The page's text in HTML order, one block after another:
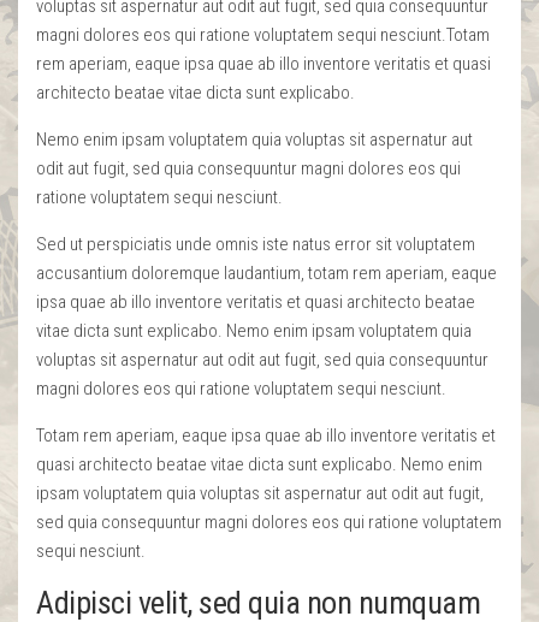
voluptas sit aspernatur aut odit aut fugit, sed quia consequuntur
magni dolores eos qui ratione voluptatem sequi nesciunt.Totam
rem aperiam, eaque ipsa quae ab illo inventore veritatis et quasi
architecto beatae vitae dicta sunt explicabo.
Nemo enim ipsam voluptatem quia voluptas sit aspernatur aut
odit aut fugit, sed quia consequuntur magni dolores eos qui
ratione voluptatem sequi nesciunt.
Sed ut perspiciatis unde omnis iste natus error sit voluptatem
accusantium doloremque laudantium, totam rem aperiam, eaque
ipsa quae ab illo inventore veritatis et quasi architecto beatae
vitae dicta sunt explicabo. Nemo enim ipsam voluptatem quia
voluptas sit aspernatur aut odit aut fugit, sed quia consequuntur
magni dolores eos qui ratione voluptatem sequi nesciunt.
Totam rem aperiam, eaque ipsa quae ab illo inventore veritatis et
quasi architecto beatae vitae dicta sunt explicabo. Nemo enim
ipsam voluptatem quia voluptas sit aspernatur aut odit aut fugit,
sed quia consequuntur magni dolores eos qui ratione voluptatem
sequi nesciunt.
Adipisci velit, sed quia non numquam